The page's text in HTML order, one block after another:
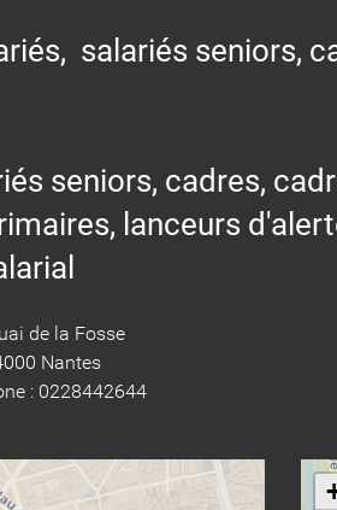
salariés seniors,
seniors, cadres,
lanceurs
de la Fosse
Nantes
: 0228442644